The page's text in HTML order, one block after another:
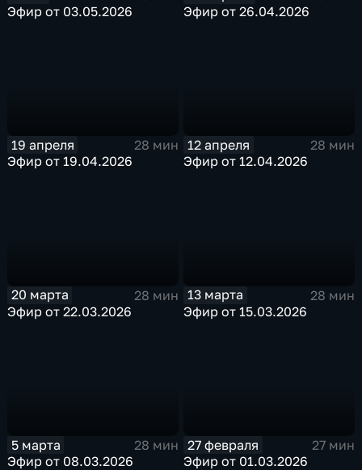
Эфир от 03.05.2026
Эфир от 26.04.2026
19 апреля
28 мин
Эфир от 19.04.2026
12 апреля
28 мин
Эфир от 12.04.2026
20 марта
28 мин
Эфир от 22.03.2026
13 марта
28 мин
Эфир от 15.03.2026
5 марта
28 мин
Эфир от 08.03.2026
27 февраля
27 мин
Эфир от 01.03.2026